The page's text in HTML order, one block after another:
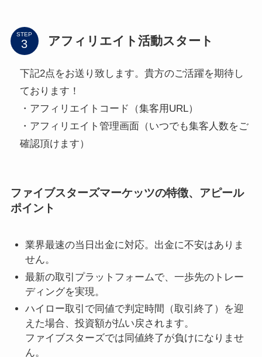
STEP アフィリエイト活動スタート
下記2点をお送り致します。貴方のご活躍を期待し
ております！
・アフィリエイトコード（集客用URL）
・アフィリエイト管理画面（いつでも集客人数をご
確認頂けます）
ファイブスターズマーケッツの特徴、アピール
ポイント
業界最速の当日出金に対応。出金に不安はありま
せん。
最新の取引プラットフォームで、一歩先のトレー
ディングを実現。
ハイロー取引で同値で判定時間（取引終了）を迎
えた場合、投資額が払い戻されます。
ファイブスターズでは同値終了が負けになりませ
ん。